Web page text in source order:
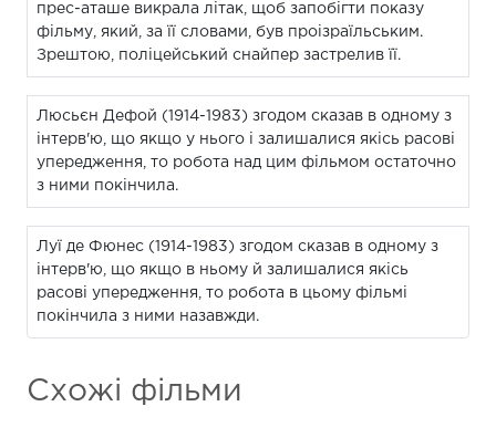
прес-аташе викрала літак, щоб запобігти показу
фільму, який, за її словами, був проізраїльським.
Зрештою, поліцейський снайпер застрелив її.
Люсьєн Дефой (1914-1983) згодом сказав в одному з
інтерв'ю, що якщо у нього і залишалися якісь расові
упередження, то робота над цим фільмом остаточно
з ними покінчила.
Луї де Фюнес (1914-1983) згодом сказав в одному з
інтерв'ю, що якщо в ньому й залишалися якісь
расові упередження, то робота в цьому фільмі
покінчила з ними назавжди.
Схожі фільми